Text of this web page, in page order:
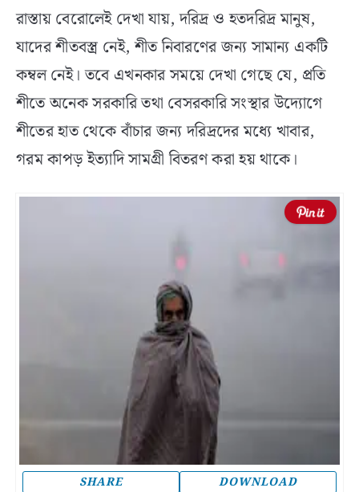
রাস্তায় বেরোলেই দেখা যায়, দরিদ্র ও হতদরিদ্র মানুষ,
যাদের শীতবস্ত্র নেই, শীত নিবারণের জন্য সামান্য একটি
কম্বল নেই। তবে এখনকার সময়ে দেখা গেছে যে, প্রতি
শীতে অনেক সরকারি তথা বেসরকারি সংস্থার উদ্যোগে
শীতের হাত থেকে বাঁচার জন্য দরিদ্রদের মধ্যে খাবার,
গরম কাপড় ইত্যাদি সামগ্রী বিতরণ করা হয় থাকে।
SHARE DOWNLOAD